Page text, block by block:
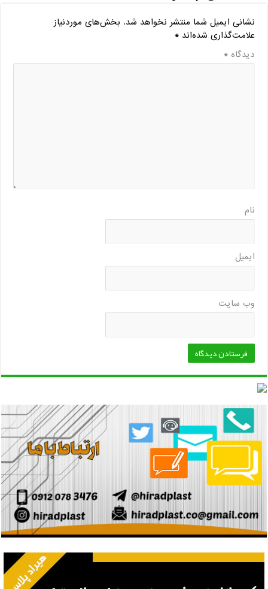
نشانی ایمیل شما منتشر نخواهد شد. بخش‌های موردنیاز
علامت‌گذاری شده‌اند*
دیدگاه*
نام
ایمیل
وب‌ سایت